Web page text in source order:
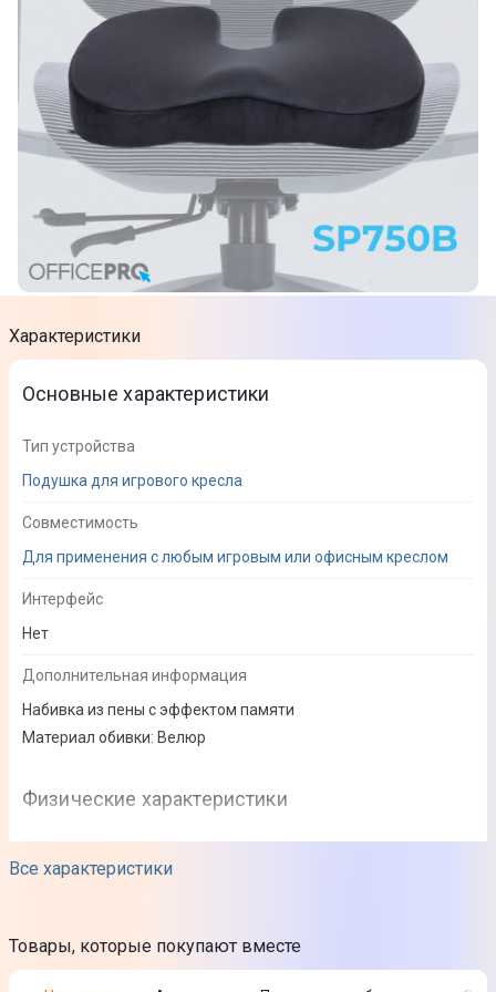
Характеристики
Все характеристики
Основные характеристики
Тип устройства
Подушка для игрового кресла
Совместимость
Для применения с любым игровым или офисным креслом
Интерфейс
Нет
Дополнительная информация
Набивка из пены с эффектом памяти
Материал обивки: Велюр
Физические характеристики
Товары, которые покупают вместе